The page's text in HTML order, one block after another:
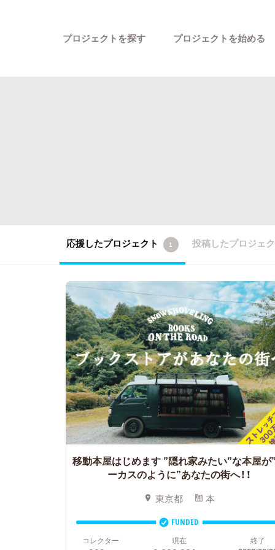
プロジェクトを探す プロジェクトを始める
応援したプロジェクト 1 投稿したプロジェ
移動本屋はじめます ”隠れ家みたい”な本屋が
ーカスのように”あなたの街へ！！
東京都 本
FUNDED
コレクター
現在 終了